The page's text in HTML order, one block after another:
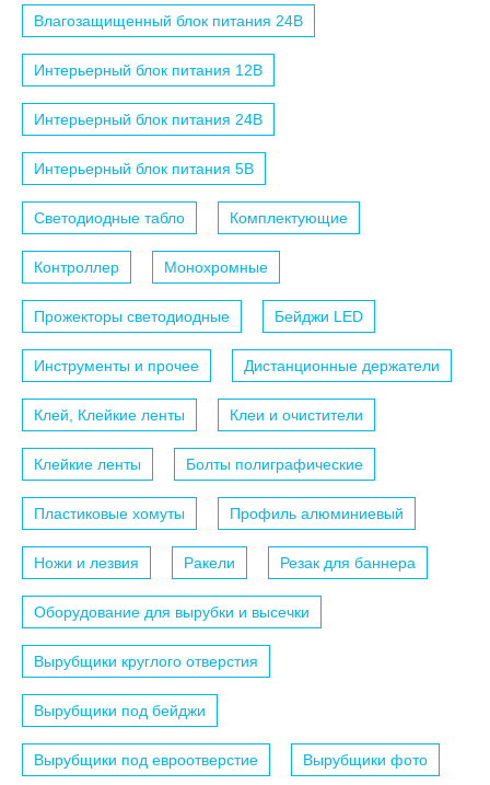
Влагозащищенный блок питания 24B
Интерьерный блок питания 12B
Интерьерный блок питания 24B
Интерьерный блок питания 5B
Светодиодные табло Комплектующие
Контроллер Монохромные
Прожекторы светодиодные Бейджи LED
Инструменты и прочее Дистанционные держатели
Клей, Клейкие ленты Клеи и очистители
Клейкие ленты Болты полиграфические
Пластиковые хомуты Профиль алюминиевый
Ножи и лезвия Ракели Резак для баннера
Оборудование для вырубки и высечки
Вырубщики круглого отверстия
Вырубщики под бейджи
Вырубщики под евроотверстие Вырубщики фото